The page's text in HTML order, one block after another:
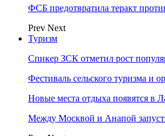
ФСБ предотвратила теракт
Prev Next
Туризм
Спикер ЗСК отметил рост
Фестиваль сельского туризма и
Новые места отдыха появятся в
Между Москвой и Анапой